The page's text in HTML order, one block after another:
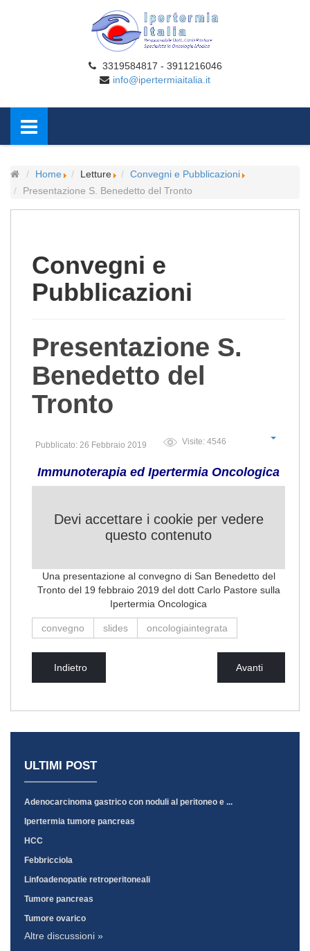
3319584817 - 3911216046
info@ipertermiaitalia.it
Home Letture
Convegni e Pubblicazioni
Presentazione S. Benedetto del Tronto
Convegni e
Pubblicazioni
Presentazione S.
Benedetto del
Tronto
Pubblicato: 26 Febbraio 2019 Visite: 4546
Immunoterapia ed Ipertermia Oncologica
Devi accettare i cookie per vedere
questo contenuto
Una presentazione al convegno di San Benedetto del
Tronto del 19 febbraio 2019 del dott Carlo Pastore sulla
Ipertermia Oncologica
convegno slides oncologiaintegrata
Indietro Avanti
ULTIMI POST
Adenocarcinoma gastrico con noduli al peritoneo e ...
Ipertermia tumore pancreas
HCC
Febbricciola
Linfoadenopatie retroperitoneali
Tumore pancreas
Tumore ovarico
Altre discussioni »